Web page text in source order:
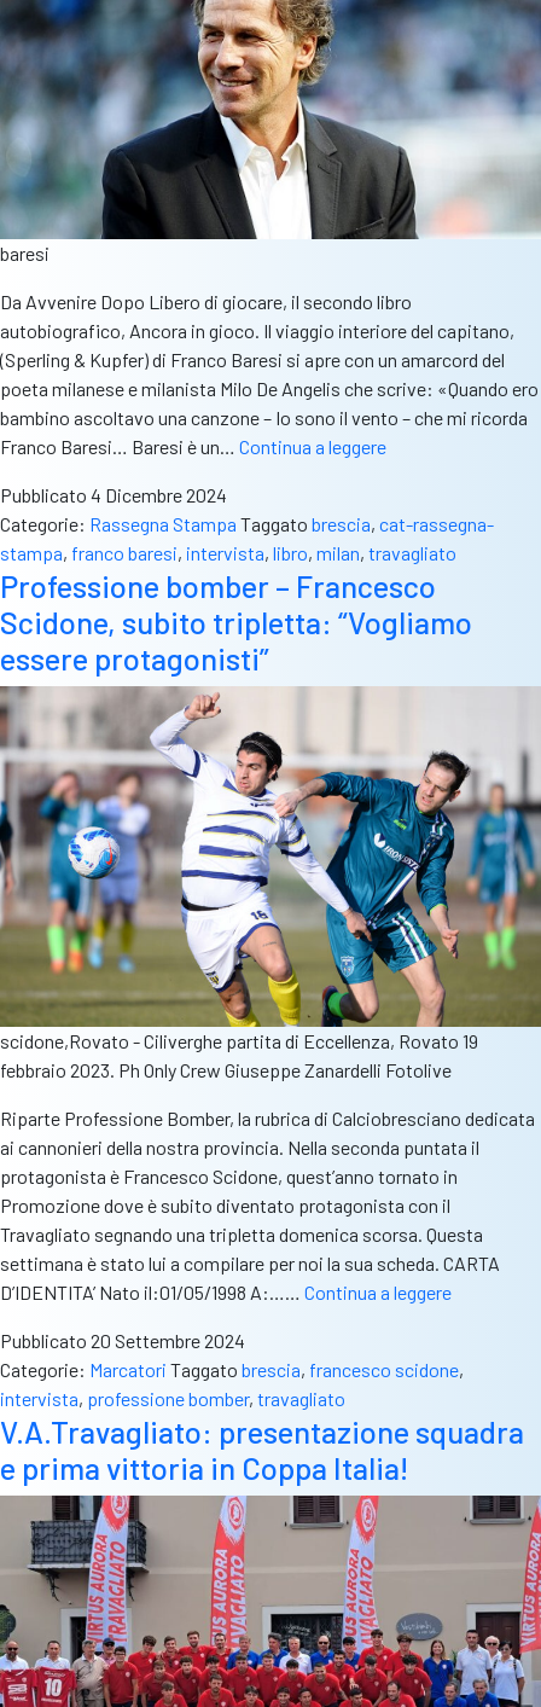
play-
ancora
vivo
baresi
Da Avvenire Dopo Libero di giocare, il secondo libro
autobiografico, Ancora in gioco. Il viaggio interiore del capitano,
(Sperling & Kupfer) di Franco Baresi si apre con un amarcord del
poeta milanese e milanista Milo De Angelis che scrive: «Quando ero
bambino ascoltavo una canzone – Io sono il vento – che mi ricorda
Franco Baresi… Baresi è un… Continua a leggereRass.stampa
“Travagliato
la
mia
scuola
di
Beppe
una
storia
unica”
Pubblicato 4 Dicembre 2024
Categorie: Rassegna Stampa Taggato brescia, cat-rassegna-
stampa, franco baresi, intervista, libro, milan, travagliato
Professione bomber – Francesco
Scidone, subito tripletta: “Vogliamo
essere protagonisti”
scidone,Rovato - Ciliverghe partita di Eccellenza, Rovato 19
febbraio 2023. Ph Only Crew Giuseppe Zanardelli Fotolive
Riparte Professione Bomber, la rubrica di Calciobresciano dedicata
ai cannonieri della nostra provincia. Nella seconda puntata il
protagonista è Francesco Scidone, quest’anno tornato in
Promozione dove è subito diventato protagonista con il
Travagliato segnando una tripletta domenica scorsa. Questa
settimana è stato lui a compilare per noi la sua scheda. CARTA
D’IDENTITA’ Nato il:01/05/1998 A:…… Continua a leggere
Francesco
subito
“Vogliamo
essere
Pubblicato 20 Settembre 2024
Categorie: Marcatori Taggato brescia, francesco scidone,
intervista, professione bomber, travagliato
V.A.Travagliato: presentazione squadra
e prima vittoria in Coppa Italia!